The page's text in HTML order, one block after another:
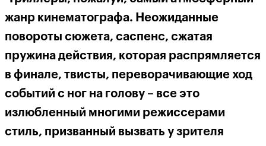
жанр кинематографа. Неожиданные
повороты сюжета, саспенс, сжатая
пружина действия, которая распрямляется
в финале, твисты, переворачивающие ход
событий с ног на голову – все это
излюбленный многими режиссерами
стиль, призванный вызвать у зрителя